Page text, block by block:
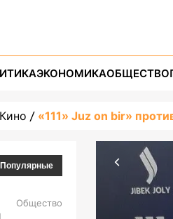
ЭКОНОМИКАОБЩЕСТВО
Кино «111» Juz on bir»
Популярные
Общество